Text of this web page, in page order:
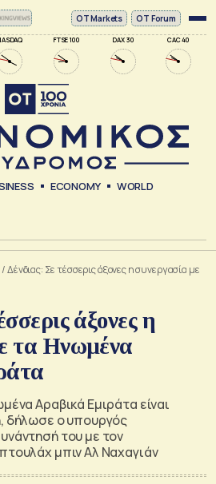
FTSE 100 DAX 30 CAC 40
ΟΤ Markets OT Forum
ECONOMY WORLD
/Δένδιας: Σε τέσσερις άξονες η συνεργασία με
άξονες η
τα Ηνωμένα
Αραβικά Εμιράτα είναι
δήλωσε ο υπουργός
του με τον
μπιν Αλ Ναχαγιάν